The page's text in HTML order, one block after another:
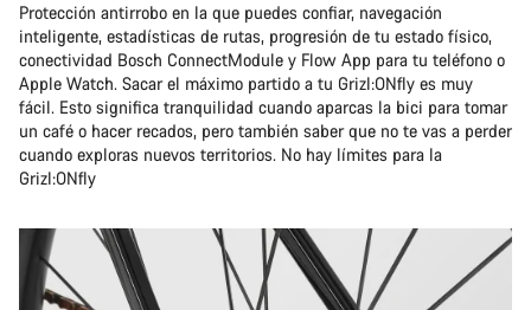
Protección antirrobo en la que puedes confiar, navegación
inteligente, estadísticas de rutas, progresión de tu estado físico,
conectividad Bosch ConnectModule y Flow App para tu teléfono o
Apple Watch. Sacar el máximo partido a tu Grizl:ONfly es muy
fácil. Esto significa tranquilidad cuando aparcas la bici para tomar
un café o hacer recados, pero también saber que no te vas a perder
cuando exploras nuevos territorios. No hay límites para la
Grizl:ONfly